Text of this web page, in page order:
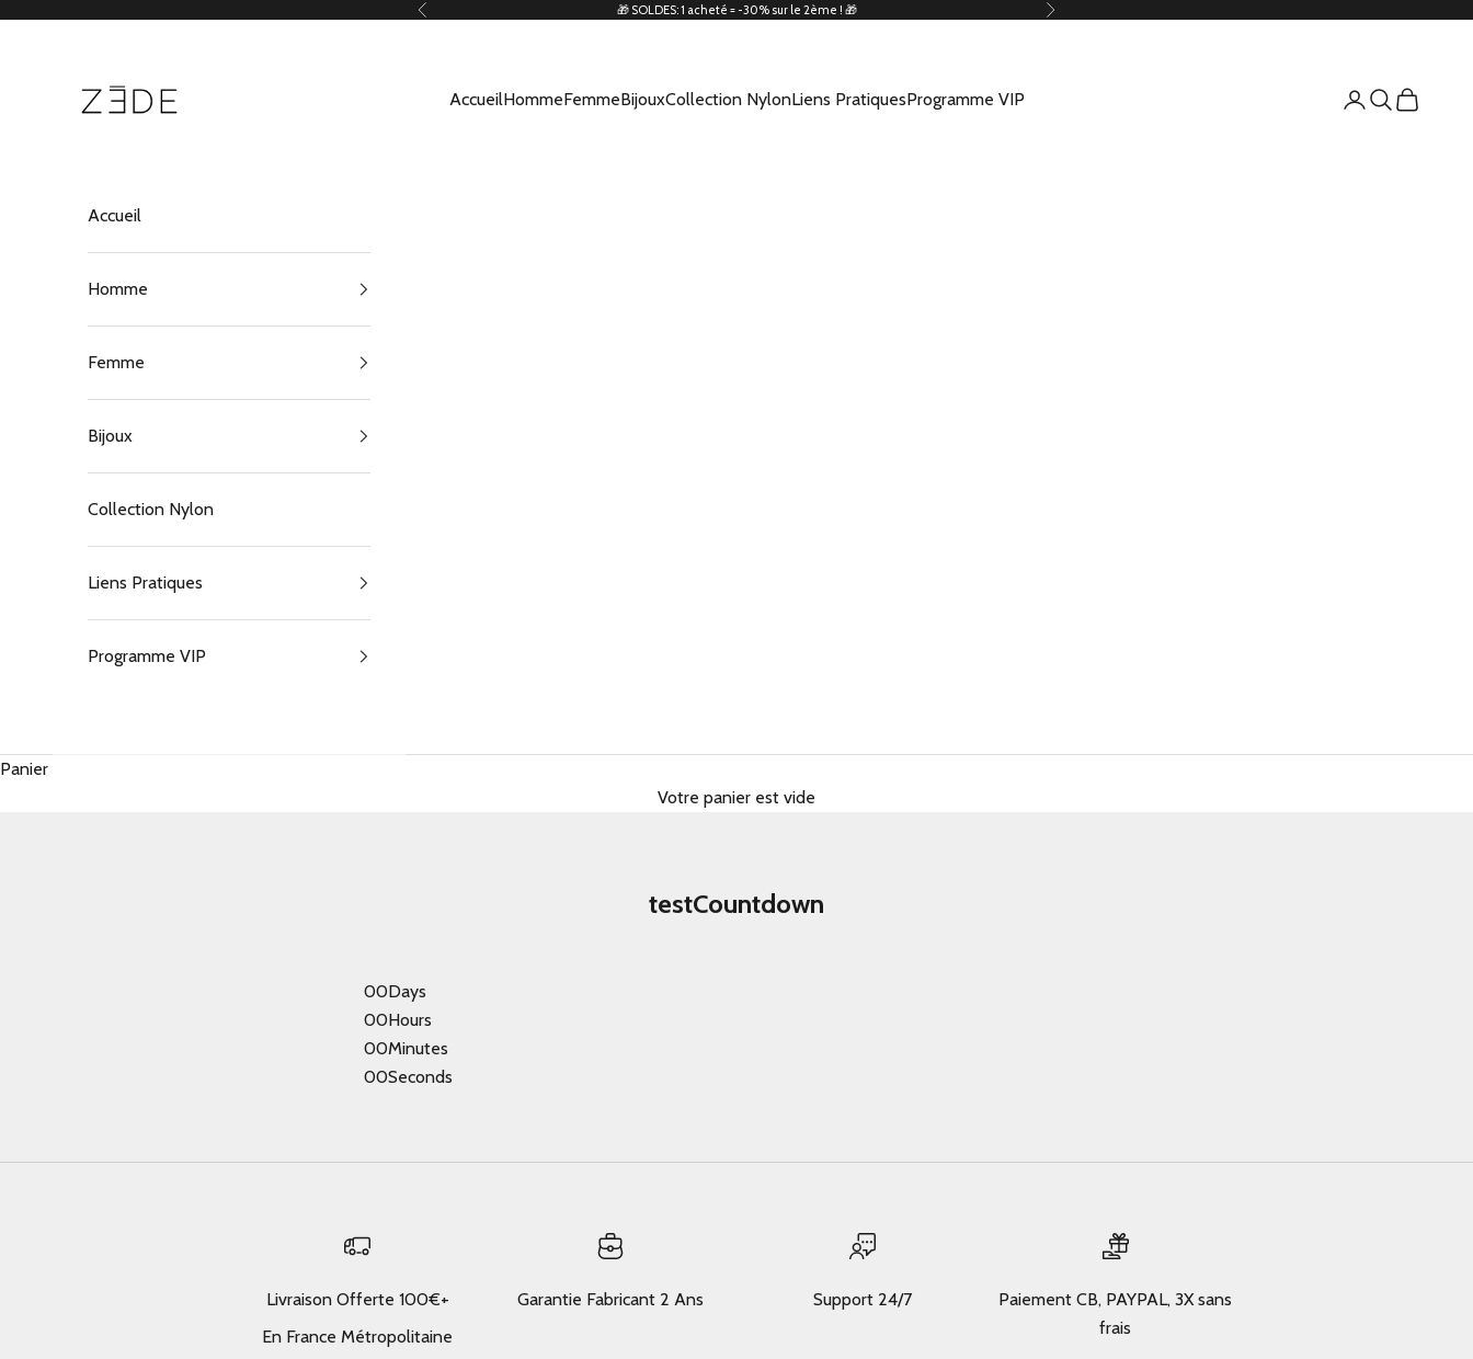
Précédent 🎁 SOLDES: 1 acheté = -30% sur le 2ème ! 🎁 Suivant
AccueilHommeFemmeBijouxCollection NylonLiens PratiquesProgramme VIP Connexion
Recherche
Panier
Accueil
Homme
Femme
Bijoux
Collection Nylon
Liens Pratiques
Programme VIP
Panier
Votre panier est vide
testCountdown
00Days
00Hours
00Minutes
00Seconds
Livraison Offerte 100€+
En France Métropolitaine
Garantie Fabricant 2 Ans Support 24/7
Paiement CB, PAYPAL, 3X sans
frais